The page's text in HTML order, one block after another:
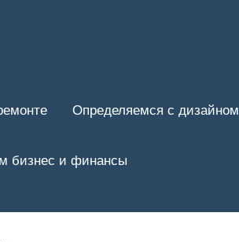
Определяемся с дизайном
бизнес и финансы